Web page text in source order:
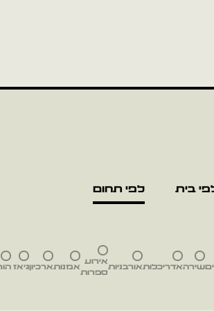
בית לפי תחום
שירהאדריכלותאורבניותאירוע
ספרותאמנותארכיוןג'אז